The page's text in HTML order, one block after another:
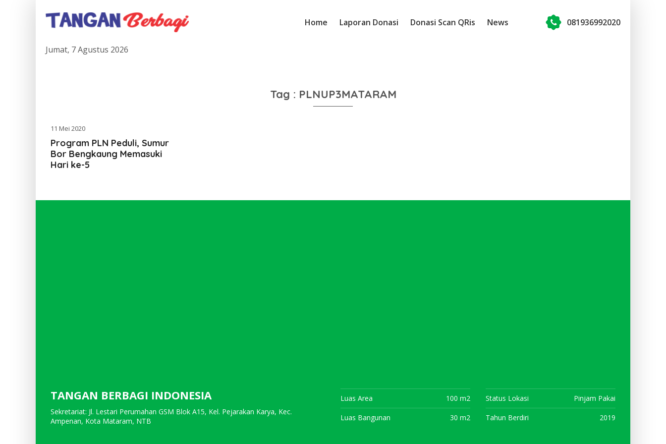
Home Laporan Donasi Donasi Scan QRis News 081936992020
Jumat, 7 Agustus 2026
Tag : PLNUP3MATARAM
11 Mei 2020
Program PLN Peduli, Sumur
Bor Bengkaung Memasuki
Hari ke-5
TANGAN BERBAGI INDONESIA
Sekretariat: Jl. Lestari Perumahan GSM Blok A15, Kel. Pejarakan Karya, Kec.
Ampenan, Kota Mataram, NTB
Luas Area 100 m2
Luas Bangunan 30 m2
Status Lokasi Pinjam Pakai
Tahun Berdiri 2019